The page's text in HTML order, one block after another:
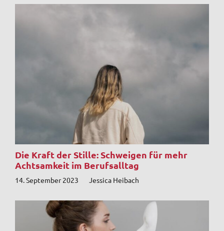
Die Kraft der Stille: Schweigen für mehr
Achtsamkeit im Berufsalltag
14. September 2023 Jessica Heibach